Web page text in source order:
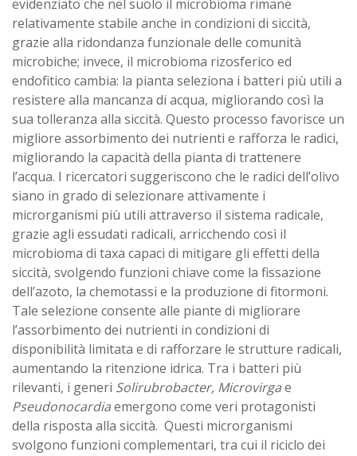
evidenziato che nel suolo il microbioma rimane
relativamente stabile anche in condizioni di siccità,
grazie alla ridondanza funzionale delle comunità
microbiche; invece, il microbioma rizosferico ed
endofitico cambia: la pianta seleziona i batteri più utili a
resistere alla mancanza di acqua, migliorando così la
sua tolleranza alla siccità. Questo processo favorisce un
migliore assorbimento dei nutrienti e rafforza le radici,
migliorando la capacità della pianta di trattenere
l’acqua. I ricercatori suggeriscono che le radici dell’olivo
siano in grado di selezionare attivamente i
microrganismi più utili attraverso il sistema radicale,
grazie agli essudati radicali, arricchendo così il
microbioma di taxa capaci di mitigare gli effetti della
siccità, svolgendo funzioni chiave come la fissazione
dell’azoto, la chemotassi e la produzione di fitormoni.
Tale selezione consente alle piante di migliorare
l’assorbimento dei nutrienti in condizioni di
disponibilità limitata e di rafforzare le strutture radicali,
aumentando la ritenzione idrica. Tra i batteri più
rilevanti, i generi Solirubrobacter, Microvirgae
Pseudonocardiaemergono come veri protagonisti
della risposta alla siccità. Questi microrganismi
svolgono funzioni complementari, tra cui il riciclo dei